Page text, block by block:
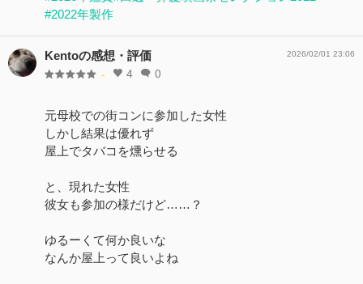
#2022年製作
Kentoの感想・評価
- 4 0
2026/02/01 23:06
元母校での街コンに参加した女性
しかし結果は優れず
屋上でタバコを燻らせる
と、現れた女性
彼女も参加の様だけど……？
ゆるーくて何か良いな
なんか屋上って良いよね